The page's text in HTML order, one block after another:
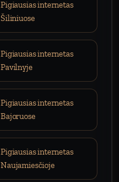
Pigiausias internetas
Šiliniuose
Pigiausias internetas
Pavilnyje
Pigiausias internetas
Bajoruose
Pigiausias internetas
Naujamiesčioje